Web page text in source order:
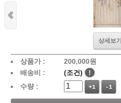
상세보기
상품가 : 200,000원
배송비 :
(조건)
!
수량 :
+1 -1